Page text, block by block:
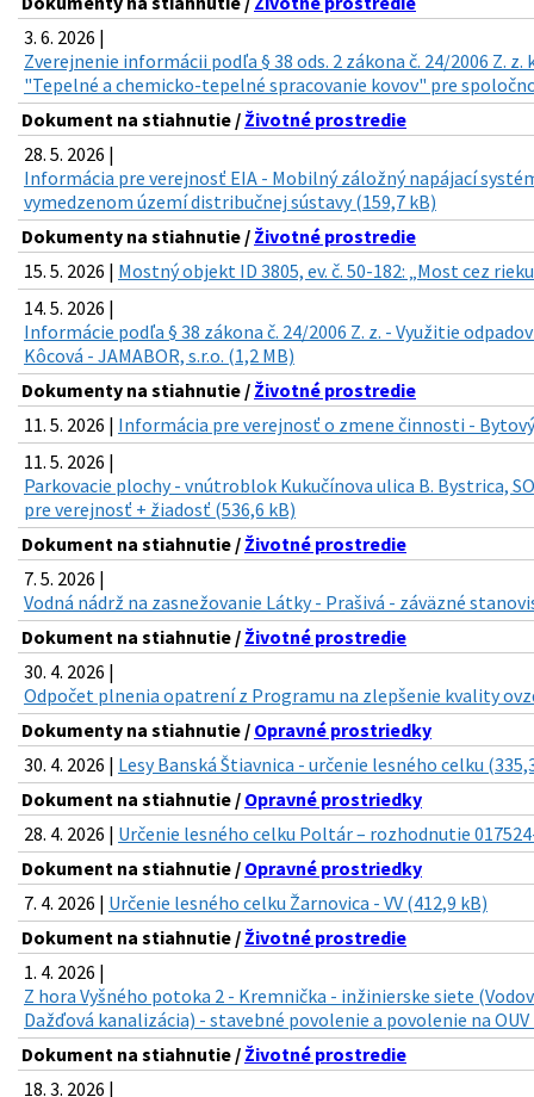
3. 6. 2026 |
Zverejnenie informácii podľa § 38 ods. 2 zákona č. 24/2006 Z.
"Tepelné a chemicko-tepelné spracovanie kovov" pre
Dokument na stiahnutie / Životné prostredie
28. 5. 2026 |
Informácia pre verejnosť EIA - Mobilný záložný napájací
vymedzenom území distribučnej sústavy (159,7 kB)
Dokumenty na stiahnutie / Životné prostredie
15. 5. 2026 | Mostný objekt ID 3805, ev. č. 50-182: „Most cez
14. 5. 2026 |
Informácie podľa § 38 zákona č. 24/2006 Z. z. - Využitie
Kôcová - JAMABOR, s.r.o. (1,2 MB)
Dokumenty na stiahnutie / Životné prostredie
11. 5. 2026 | Informácia pre verejnosť o zmene činnosti - Bytový
11. 5. 2026 |
Parkovacie plochy - vnútroblok Kukučínova ulica B. Bystrica,
pre verejnosť + žiadosť (536,6 kB)
Dokument na stiahnutie / Životné prostredie
7. 5. 2026 |
Vodná nádrž na zasnežovanie Látky - Prašivá - záväzné
Dokument na stiahnutie / Životné prostredie
30. 4. 2026 |
Odpočet plnenia opatrení z Programu na zlepšenie kvality
Dokumenty na stiahnutie / Opravné prostriedky
30. 4. 2026 | Lesy Banská Štiavnica - určenie lesného celku
Dokument na stiahnutie / Opravné prostriedky
28. 4. 2026 | Určenie lesného celku Poltár – rozhodnutie
Dokument na stiahnutie / Opravné prostriedky
7. 4. 2026 | Určenie lesného celku Žarnovica - VV (412,9 kB)
Dokument na stiahnutie / Životné prostredie
1. 4. 2026 |
Z hora Vyšného potoka 2 - Kremnička - inžinierske siete
Dažďová kanalizácia) - stavebné povolenie a povolenie na OUV
Dokument na stiahnutie / Životné prostredie
18. 3. 2026 |